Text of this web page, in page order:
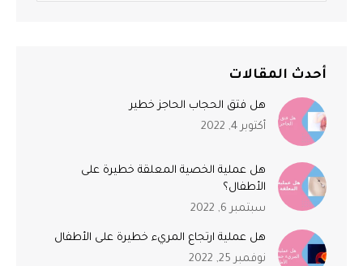
أحدث المقالات
هل فتق الحجاب الحاجز خطير
أكتوبر 4, 2022
هل عملية الخصية المعلقة خطيرة على
الأطفال؟
سبتمبر 6, 2022
هل عملية ارتجاع المريء خطيرة على الأطفال
نوفمبر 25, 2022